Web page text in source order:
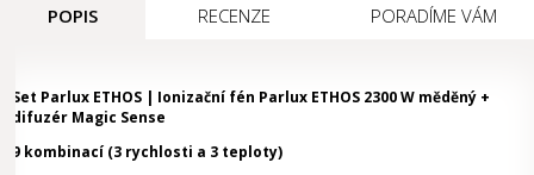
POPIS RECENZE PORADÍME VÁM
Set Parlux ETHOS | Ionizační fén Parlux ETHOS 2300 W měděný +
difuzér Magic Sense
9 kombinací (3 rychlosti a 3 teploty)